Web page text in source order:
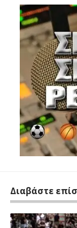
Διαβάστε